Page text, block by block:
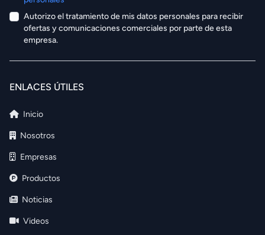
Autorizo el tratamiento de mis datos personales para recibir
ofertas y comunicaciones comerciales por parte de esta
empresa.
ENLACES ÚTILES
Inicio
Nosotros
Empresas
Productos
Noticias
Videos